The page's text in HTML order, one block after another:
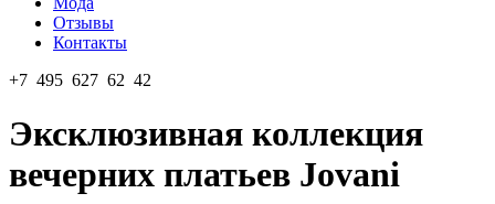
Отзывы
Контакты
+7 495 627 62 42
Эксклюзивная коллекция
вечерних платьев Jovani